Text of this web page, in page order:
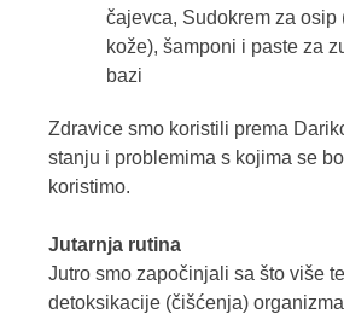
čajevca, Sudokrem za osip
kože), šamponi i paste za
bazi
Zdravice smo koristili prema
stanju i problemima s kojima se
koristimo.
Jutarnja rutina
Jutro smo započinjali sa što više
detoksikacije (čišćenja)